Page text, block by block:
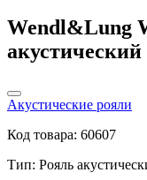
Wendl&Lung
акустический
Акустические рояли
Код товара: 60607
Тип: Рояль